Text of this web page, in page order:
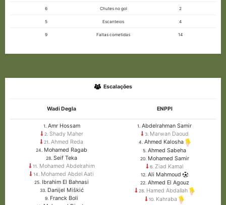
6 Chutes no gol 2
5 Escanteios 4
9 Faltas cometidas 14
Escalações
Wadi Degla ENPPI
1. Amr Hossam
2.Shady Maher
21. Ahmed Reda
24. Mohamed Ragab
28. Seif Teka
11. Mohamed Abdelrahim
14. Mohamed Abdel Aati
25. Ibrahim El Bahnasi
33.Danijel Miškić
9. Franck Boli
1. Abdelrahman Samir
3.Marwan Daoud
4.Ahmed Kalosha
5. Ahmed Sabeha
20.Mohamed Samir
6. Ziad Kamal
12. Ali Mahmoud
22.Ahmed El Agouz
28.Hamed Abdallah
10. Kahraba